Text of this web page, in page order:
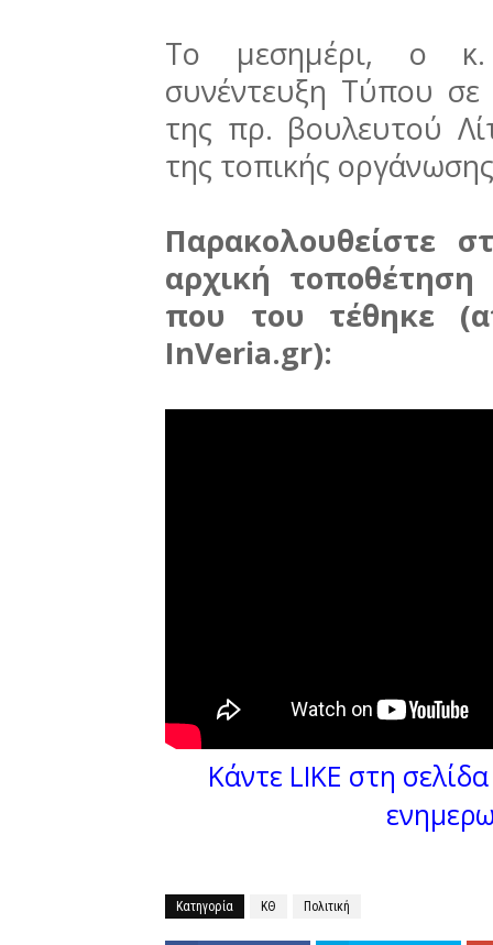
Το μεσημέρι, ο κ.
συνέντευξη Τύπου
της πρ. βουλευτού
της τοπικής
Παρακολουθείστε
αρχική
που του τέθηκε
InVeria.gr):
Κάντε LIKE στη
Κατηγορία ΚΘ Πολιτική